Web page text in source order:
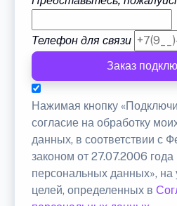
Телефон для связи
Заказ
Нажимая кнопку
согласие на обработку
данных, в соответствии с
законом от 27.07.2006
персональных данных», на
целей, определенных в